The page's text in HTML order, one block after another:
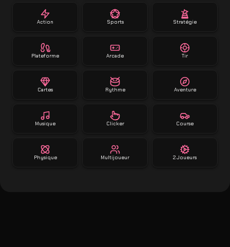
Action Sports Stratégie
Plateforme Arcade Tir
Cartes Rythme Aventure
Musique Clicker Course
Physique Multijoueur 2 Joueurs